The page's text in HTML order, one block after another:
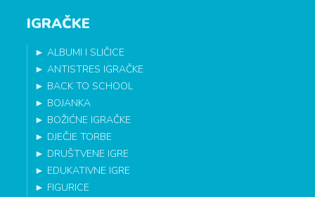
IGRAČKE
►ALBUMI I SLIČICE
►ANTISTRES IGRAČKE
► BACK TO SCHOOL
► BOJANKA
► BOŽIĆNE IGRAČKE
► DJEČJE TORBE
► DRUŠTVENE IGRE
► EDUKATIVNE IGRE
► FIGURICE